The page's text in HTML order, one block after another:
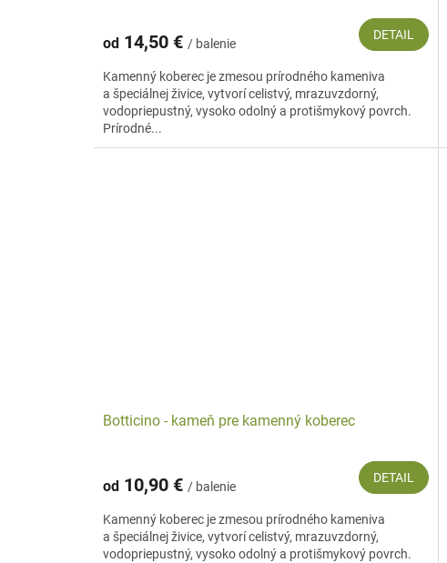
od 14,50 € / balenie
DETAIL
Kamenný koberec je zmesou prírodného kameniva
a špeciálnej živice, vytvorí celistvý, mrazuvzdorný,
vodopriepustný, vysoko odolný a protišmykový povrch.
Prírodné...
Botticino - kameň pre kamenný koberec
od 10,90 € / balenie
DETAIL
Kamenný koberec je zmesou prírodného kameniva
a špeciálnej živice, vytvorí celistvý, mrazuvzdorný,
vodopriepustný, vysoko odolný a protišmykový povrch.